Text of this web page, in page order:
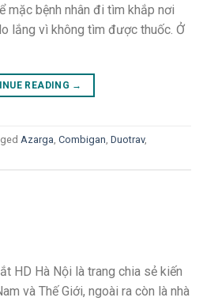
mặc bệnh nhân đi tìm khắp nơi
lắng vì không tìm được thuốc. Ở
READING →
Azarga Combigan Duotrav,
HD Hà Nội là trang chia sẻ kiến
và Thế Giới, ngoài ra còn là nhà